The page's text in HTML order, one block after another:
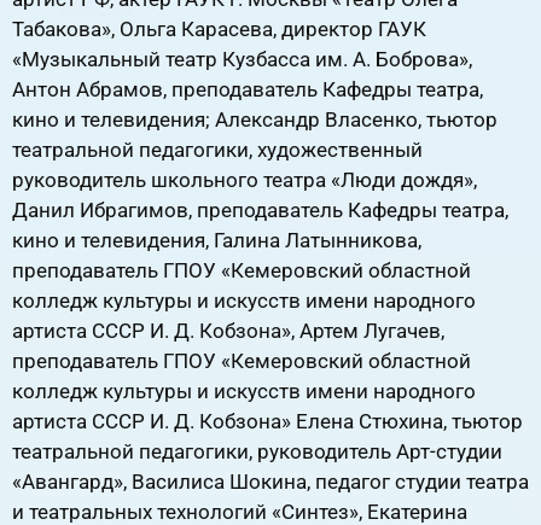
Табакова», Ольга Карасева, директор ГАУК
«Музыкальный театр Кузбасса им. А. Боброва»,
Антон Абрамов, преподаватель Кафедры театра,
кино и телевидения; Александр Власенко, тьютор
театральной педагогики, художественный
руководитель школьного театра «Люди дождя»,
Данил Ибрагимов, преподаватель Кафедры театра,
кино и телевидения, Галина Латынникова,
преподаватель ГПОУ «Кемеровский областной
колледж культуры и искусств имени народного
артиста СССР И. Д. Кобзона», Артем Лугачев,
преподаватель ГПОУ «Кемеровский областной
колледж культуры и искусств имени народного
артиста СССР И. Д. Кобзона» Елена Стюхина, тьютор
театральной педагогики, руководитель Арт-студии
«Авангард», Василиса Шокина, педагог студии театра
и театральных технологий «Синтез», Екатерина